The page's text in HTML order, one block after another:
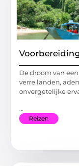
De droom van
verre landen,
onvergetelijke
...
Reizen